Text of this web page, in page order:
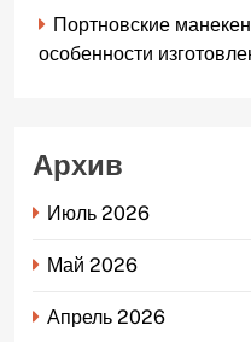
Портновские
особенности
Архив
Июль 2026
Май 2026
Апрель 2026